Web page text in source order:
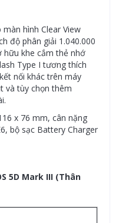
hình Clear View
độ phân giải 1.040.000
hữu khe cắm thẻ nhớ
Type I tương thích
nối khác trên máy
và tùy chọn thêm
x 76 mm, cân nặng
bộ sạc Battery Charger
5D Mark III (Thân